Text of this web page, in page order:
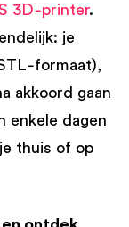
3D‑printer.
je
akkoord gaan
enkele dagen
thuis of op